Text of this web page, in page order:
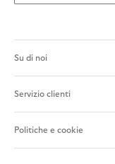
Su di noi
Servizio clienti
Politiche e cookie